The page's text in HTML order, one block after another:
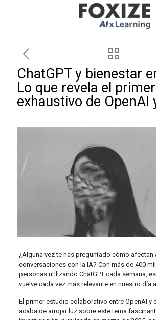
ChatGPT y bienestar
Lo que revela el
exhaustivo de OpenAI
¿Alguna vez te has preguntado cómo afectan
conversaciones con la IA? Con más de 400
personas utilizando ChatGPT cada semana,
vuelve cada vez más relevante en nuestro día
El primer estudio colaborativo entre OpenAI y
acaba de arrojar luz sobre este tema